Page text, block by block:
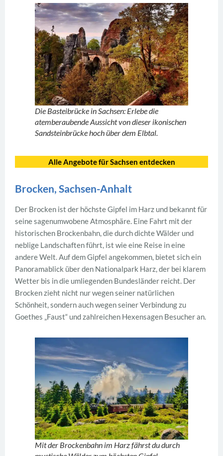
Die Basteibrücke in Sachsen: Erlebe die
atemberaubende Aussicht von dieser ikonischen
Sandsteinbrücke hoch über dem Elbtal.
Alle Angebote für Sachsen entdecken
Brocken, Sachsen-Anhalt
Der Brocken ist der höchste Gipfel im Harz und bekannt für
seine sagenumwobene Atmosphäre. Eine Fahrt mit der
historischen Brockenbahn, die durch dichte Wälder und
neblige Landschaften führt, ist wie eine Reise in eine
andere Welt. Auf dem Gipfel angekommen, bietet sich ein
Panoramablick über den Nationalpark Harz, der bei klarem
Wetter bis in die umliegenden Bundesländer reicht. Der
Brocken zieht nicht nur wegen seiner natürlichen
Schönheit, sondern auch wegen seiner Verbindung zu
Goethes „Faust“ und zahlreichen Hexensagen Besucher an.
Mit der Brockenbahn im Harz fährst du durch